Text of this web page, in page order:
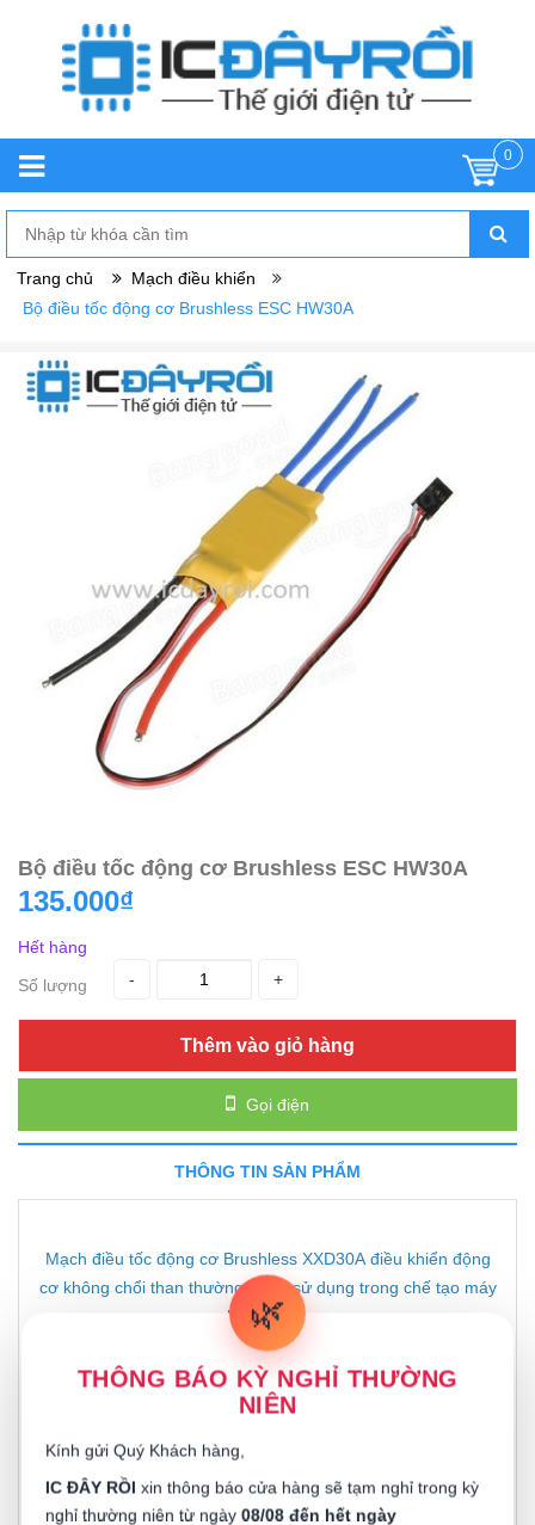
🌿
THÔNG BÁO KỲ NGHỈ THƯỜNG
NIÊN
Kính gửi Quý Khách hàng,
IC ĐÂY RỒI xin thông báo cửa hàng sẽ tạm nghỉ trong kỳ
nghỉ thường niên từ ngày 08/08 đến hết ngày
0
Trang chủ
Mạch điều khiển
Bộ điều tốc động cơ Brushless ESC HW30A
Bộ điều tốc động cơ Brushless ESC HW30A
135.000₫
Hết hàng
Số lượng
- +
Thêm vào giỏ hàng
Gọi điện
THÔNG TIN SẢN PHẨM
Mạch điều tốc động cơ Brushless XXD30A điều khiển động
cơ không chổi than thường được sử dụng trong chế tạo máy
bay,cano...
Thông số kỹ thuật :
- Điện áp hoạt động : 2S~3S Lipo 4~12 NIMH
- Dòng chịu tải tức thời: 40A
- Kích thước: 50x23x8mm